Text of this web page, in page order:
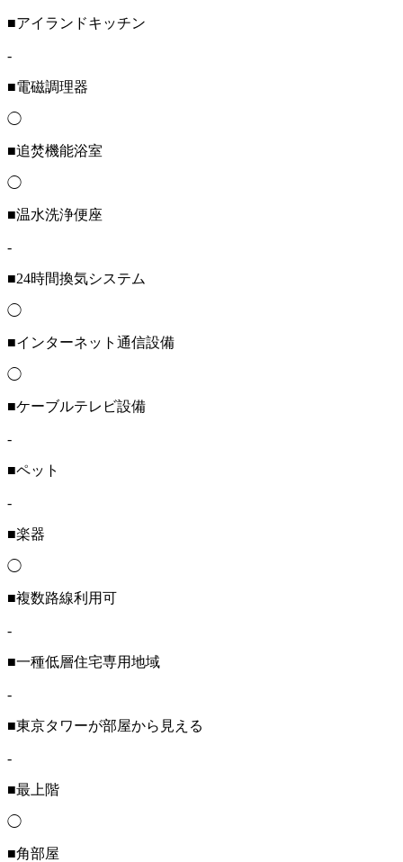
■アイランドキッチン
-
■電磁調理器
◯
■追焚機能浴室
◯
■温水洗浄便座
-
■24時間換気システム
◯
■インターネット通信設備
◯
■ケーブルテレビ設備
-
■ペット
-
■楽器
◯
■複数路線利用可
-
■一種低層住宅専用地域
-
■東京タワーが部屋から見える
-
■最上階
◯
■角部屋